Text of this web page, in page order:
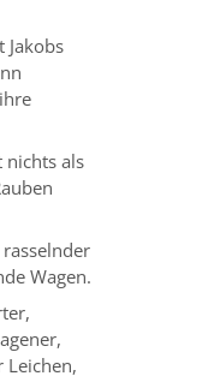
Jakobs
nichts als
Wagen.
Leichen,